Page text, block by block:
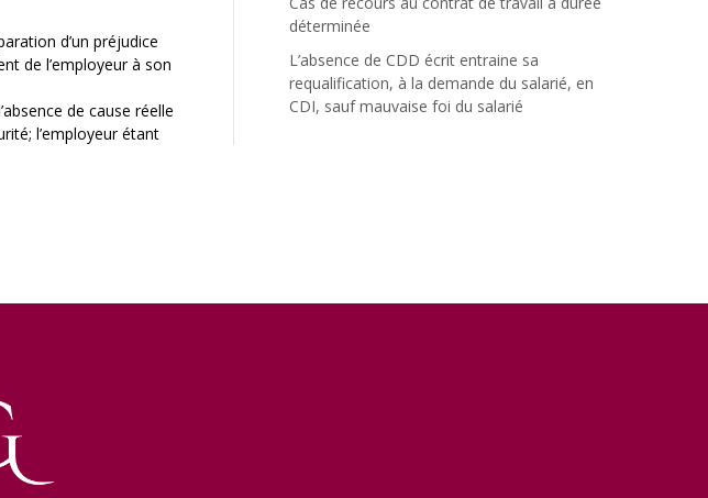
d’un préjudice
de l’employeur à son
de cause réelle
l’employeur étant
déterminée
L’absence de CDD écrit entraine sa
requalification, à la demande du salarié, en
CDI, sauf mauvaise foi du salarié